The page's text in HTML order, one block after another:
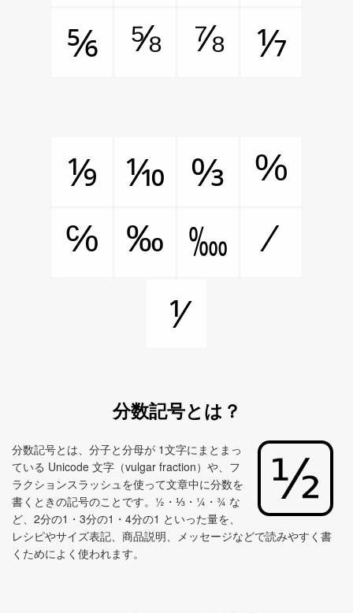
⅚
⅝ ⅞ ⅐
⅑ ⅒ ↉
%
℅
‰ ‱
⁄
⅟
分数記号とは？
分数記号とは、分子と分母が 1文字にまとまっ
ている Unicode 文字（vulgar fraction）や、フ
ラクションスラッシュを使って文章中に分数を
書くときの記号のことです。½・⅓・¼・¾ な
ど、2分の1・3分の1・4分の1 といった量を、
レシピやサイズ表記、商品説明、メッセージなどで読みやすく書
くためによく使われます。